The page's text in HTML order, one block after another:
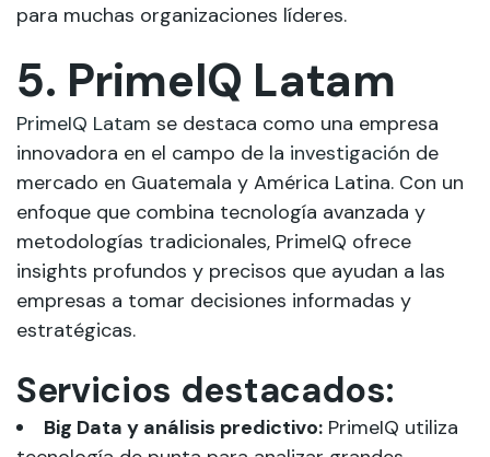
para muchas organizaciones líderes.
5. PrimeIQ Latam
PrimeIQ Latam se destaca como una empresa
innovadora en el campo de la investigación de
mercado en Guatemala y América Latina. Con un
enfoque que combina tecnología avanzada y
metodologías tradicionales, PrimeIQ ofrece
insights profundos y precisos que ayudan a las
empresas a tomar decisiones informadas y
estratégicas.
Servicios destacados:
Big Data y análisis predictivo: PrimeIQ utiliza